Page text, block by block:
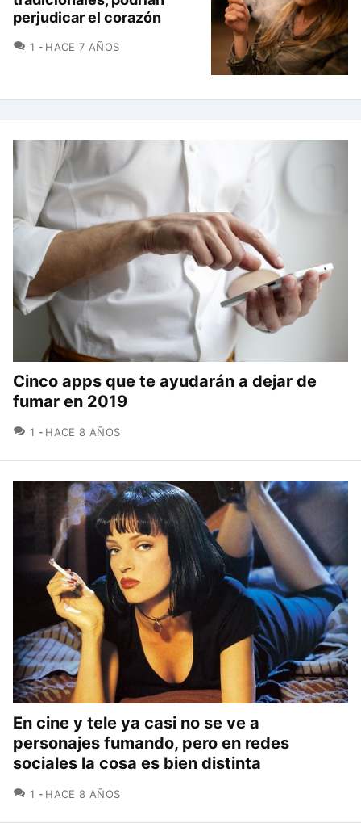
perjudicar el corazón
1 COMENTARIOS
HACE 7 AÑOS
Cinco apps que te ayudarán a dejar de
fumar en 2019
1 COMENTARIOS
HACE 8 AÑOS
En cine y tele ya casi no se ve a
personajes fumando, pero en redes
sociales la cosa es bien distinta
1 COMENTARIOS
HACE 8 AÑOS